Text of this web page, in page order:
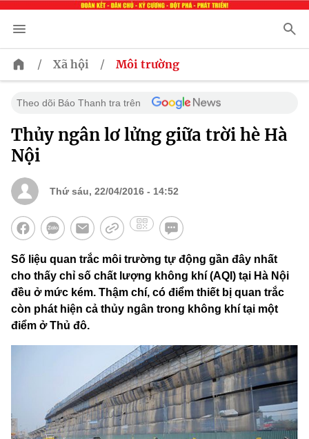
/ Xã hội / Môi trường
Theo dõi Báo Thanh tra trên
Thủy ngân lơ lửng giữa trời hè Hà
Nội
Thứ sáu, 22/04/2016 - 14:52
Số liệu quan trắc môi trường tự động gần đây nhất
cho thấy chỉ số chất lượng không khí (AQI) tại Hà Nội
đều ở mức kém. Thậm chí, có điểm thiết bị quan trắc
còn phát hiện cả thủy ngân trong không khí tại một
điểm ở Thủ đô.